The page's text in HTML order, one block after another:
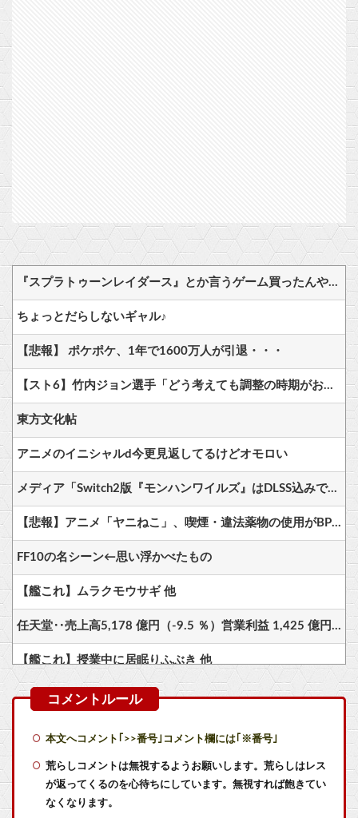
『スプラトゥーンレイダース』とか言うゲーム買ったんやけど
ちょっとだらしないギャル♪
【悲報】 ポケポケ、1年で1600万人が引退・・・
【スト6】竹内ジョン選手「どう考えても調整の時期がおかしい。大会の真っただ中にコンセプトが変わるほどの調整、大会が終わった後は微調整。趣旨が一貫してない」
東方文化帖
アニメのイニシャルd今更見返してるけどオモロい
メディア「Switch2版『モンハンワイルズ』はDLSS込みで最大1440p動作」
【悲報】アニメ「ヤニねこ」、喫煙・違法薬物の使用がBPOで問題視されるｗｗｗｗ
FF10の名シーン←思い浮かべたもの
【艦これ】ムラクモウサギ 他
任天堂‥売上高5,178 億円（-9.5 ％）営業利益 1,425 億円（+150.5 %）
【艦これ】授業中に居眠りふぶき 他
【艦これ】煙幕してんのに大暴れしすぎちゃうか？
【速報】ひろゆき、謝罪をする
本文へコメント｢>>番号｣コメント欄には｢※番号｣
荒らしコメントは無視するようお願いします。荒らしはレス
が返ってくるのを心待ちにしています。無視すれば飽きてい
なくなります。